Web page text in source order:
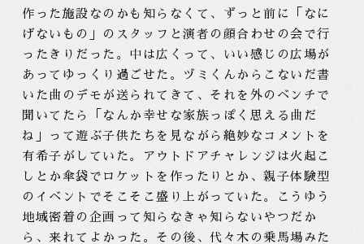
作った施設なのかも知らなくて、ずっと前に「なに
げないもの」のスタッフと演者の顔合わせの会で行
ったきりだった。中は広くって、いい感じの広場が
あってゆっくり過ごせた。ヅミくんからこないだ書
いた曲のデモが送られてきて、それを外のベンチで
聞いてたら「なんか幸せな家族っぽく思える曲だ
ね」って遊ぶ子供たちを見ながら絶妙なコメントを
有希子がしていた。アウトドアチャレンジは火起こ
しとか傘袋でロケットを作ったりとか、親子体験型
のイベントでそこそこ盛り上がっていた。こうゆう
地域密着の企画って知らなきゃ知らないやつだか
ら、来れてよかった。その後、代々木の乗馬場みた